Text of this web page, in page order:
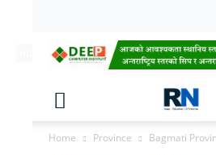
[ndc-today-date]
Home Province Bagmati